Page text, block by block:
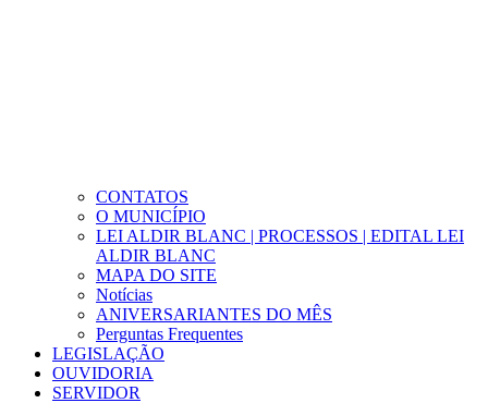
CONTATOS
O MUNICÍPIO
LEI ALDIR BLANC | PROCESSOS | EDITAL LEI
ALDIR BLANC
MAPA DO SITE
Notícias
ANIVERSARIANTES DO MÊS
Perguntas Frequentes
LEGISLAÇÃO
OUVIDORIA
SERVIDOR